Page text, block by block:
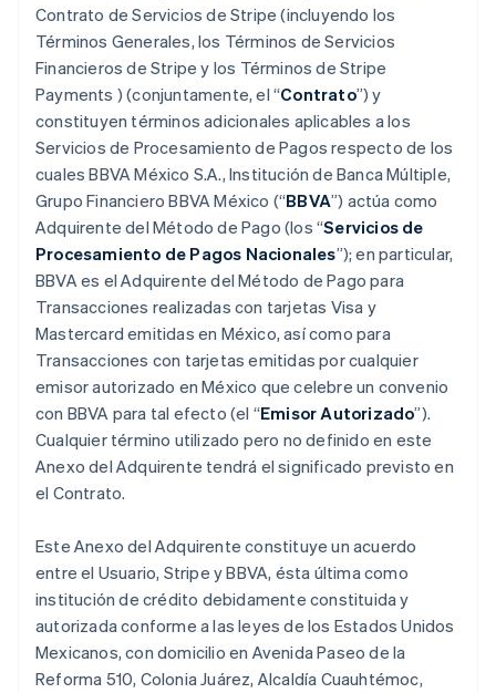
Contrato de Servicios de Stripe (incluyendo los
Términos Generales, los Términos de Servicios
Financieros de Stripe y los Términos de Stripe
Payments ) (conjuntamente, el “Contrato”) y
constituyen términos adicionales aplicables a los
Servicios de Procesamiento de Pagos respecto de los
cuales BBVA México S.A., Institución de Banca Múltiple,
Grupo Financiero BBVA México (“BBVA”) actúa como
Adquirente del Método de Pago (los “Servicios de
Procesamiento de Pagos Nacionales”); en particular,
BBVA es el Adquirente del Método de Pago para
Transacciones realizadas con tarjetas Visa y
Mastercard emitidas en México, así como para
Transacciones con tarjetas emitidas por cualquier
emisor autorizado en México que celebre un convenio
con BBVA para tal efecto (el “Emisor Autorizado”).
Cualquier término utilizado pero no definido en este
Anexo del Adquirente tendrá el significado previsto en
el Contrato.
Este Anexo del Adquirente constituye un acuerdo
entre el Usuario, Stripe y BBVA, ésta última como
institución de crédito debidamente constituida y
autorizada conforme a las leyes de los Estados Unidos
Mexicanos, con domicilio en Avenida Paseo de la
Reforma 510, Colonia Juárez, Alcaldía Cuauhtémoc,